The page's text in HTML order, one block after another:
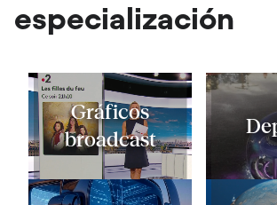
especialización
Gráficos
broadcast